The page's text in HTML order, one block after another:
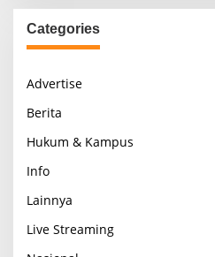
Categories
Advertise
Berita
Hukum & Kampus
Info
Lainnya
Live Streaming